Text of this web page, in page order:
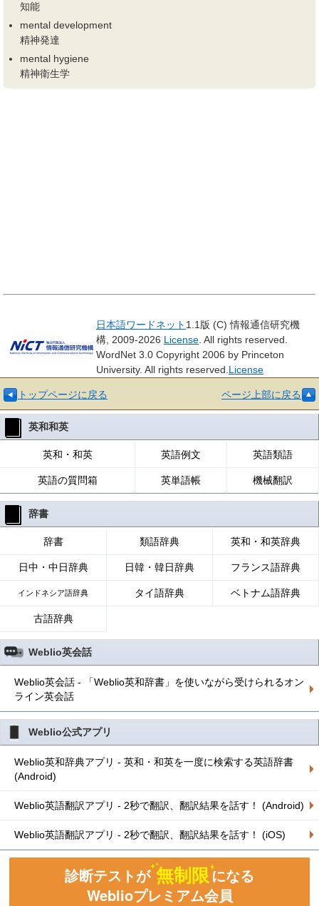
知能
mental development
精神発達
mental hygiene
精神衛生学
日本語ワードネット 1.1版 (C) 情報通信研究機
構, 2009-2026 License . All rights reserved.
WordNet 3.0 Copyright 2006 by Princeton
University. All rights reserved. License
トップページに戻る ページ上部に戻る
英和和英
英和・和英 英語例文 英語類語
英語の質問箱 英単語帳 機械翻訳
辞書
辞書 類語辞典 英和・和英辞典
日中・中日辞典 日韓・韓日辞典 フランス語辞典
インドネシア語辞典 タイ語辞典 ベトナム語辞典
古語辞典
Weblio英会話
Weblio英会話 - 「Weblio英和辞書」を使いながら受けられるオン
ライン英会話
Weblio公式アプリ
Weblio英和辞典アプリ - 英和・和英を一度に検索する英語辞書
(Android)
Weblio英語翻訳アプリ - 2秒で翻訳、翻訳結果を話す！ (Android)
Weblio英語翻訳アプリ - 2秒で翻訳、翻訳結果を話す！ (iOS)
診断テストが 無制限になる
Weblioプレミアム会員